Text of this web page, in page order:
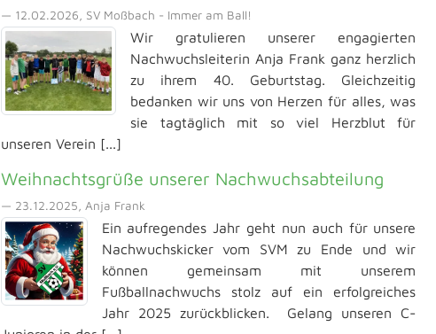
— 12.02.2026, SV Moßbach - Immer am Ball!
Wir gratulieren unserer engagierten
Nachwuchsleiterin Anja Frank ganz herzlich
zu ihrem 40. Geburtstag. Gleichzeitig
bedanken wir uns von Herzen für alles, was
sie tagtäglich mit so viel Herzblut für
unseren Verein [...]
Weihnachtsgrüße unserer Nachwuchsabteilung
— 23.12.2025, Anja Frank
Ein aufregendes Jahr geht nun auch für unsere
Nachwuchskicker vom SVM zu Ende und wir
können gemeinsam mit unserem
Fußballnachwuchs stolz auf ein erfolgreiches
Jahr 2025 zurückblicken. Gelang unseren C-